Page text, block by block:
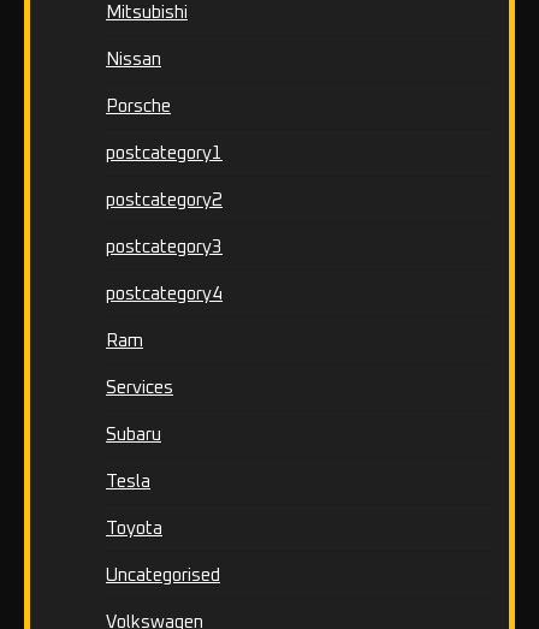
Mitsubishi
Nissan
Porsche
postcategory1
postcategory2
postcategory3
postcategory4
Ram
Services
Subaru
Tesla
Toyota
Uncategorised
Volkswagen